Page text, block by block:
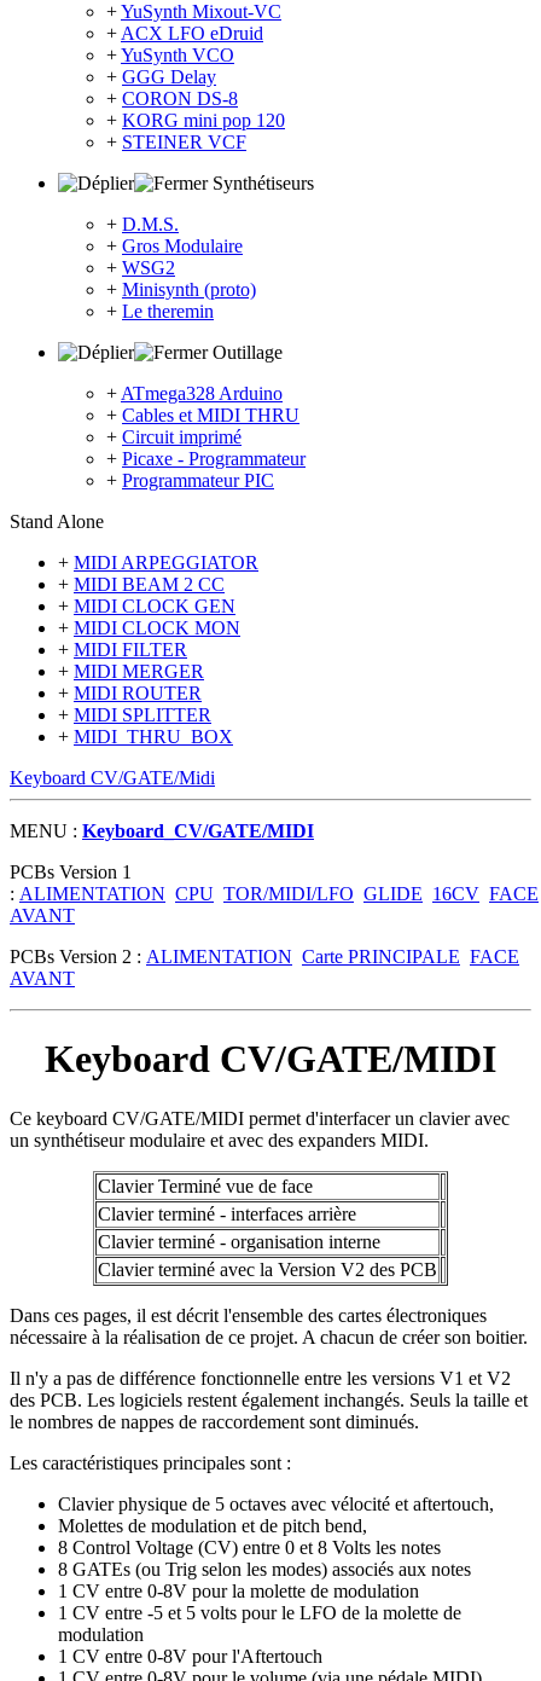
+YuSynth Mixout-VC
+ ACX LFO eDruid
+YuSynth VCO
+ GGG Delay
+ CORON DS-8
+ KORG mini pop 120
+ STEINER VCF
Synthétiseurs
+ D.M.S.
+ Gros Modulaire
+ WSG2
+ Minisynth (proto)
+ Le theremin
Outillage
+ ATmega328 Arduino
+ Cables et MIDI THRU
+ Circuit imprimé
+ Picaxe - Programmateur
+ Programmateur PIC
Stand Alone
+ MIDI ARPEGGIATOR
+ MIDI BEAM 2 CC
+ MIDI CLOCK GEN
+ MIDI CLOCK MON
+ MIDI FILTER
+ MIDI MERGER
+ MIDI ROUTER
+ MIDI SPLITTER
+ MIDI_THRU_BOX
Keyboard CV/GATE/Midi
MENU : Keyboard_CV/GATE/MIDI
PCBs Version 1
: ALIMENTATION CPU TOR/MIDI/LFO GLIDE 16CV FACE
AVANT
PCBs Version 2 : ALIMENTATION Carte PRINCIPALE FACE
AVANT
Keyboard CV/GATE/MIDI
Ce keyboard CV/GATE/MIDI permet d'interfacer un clavier avec
un synthétiseur modulaire et avec des expanders MIDI.
Clavier Terminé vue de face
Clavier terminé - interfaces arrière
Clavier terminé - organisation interne
Clavier terminé avec la Version V2 des PCB
Dans ces pages, il est décrit l'ensemble des cartes électroniques
nécessaire à la réalisation de ce projet. A chacun de créer son boitier.
Il n'y a pas de différence fonctionnelle entre les versions V1 et V2
des PCB. Les logiciels restent également inchangés. Seuls la taille et
le nombres de nappes de raccordement sont diminués.
Les caractéristiques principales sont :
Clavier physique de 5 octaves avec vélocité et aftertouch,
Molettes de modulation et de pitch bend,
8 Control Voltage (CV) entre 0 et 8 Volts les notes
8 GATEs (ou Trig selon les modes) associés aux notes
1 CV entre 0-8V pour la molette de modulation
1 CV entre -5 et 5 volts pour le LFO de la molette de
modulation
1 CV entre 0-8V pour l'Aftertouch